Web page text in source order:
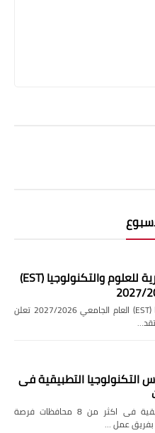
إعلان وظائف المصرية للعلوم والتكنولوجيا (EST)
إعلان وظائف المصرية للعلوم والتكنولوجيا (EST) العام الجامعي 2027/2026 تعلن
التكنولوجيا التطبيقية فى
وظائف خالية بمدارس التكنولوجيا التطبيقية فى اكثر من 8 محافظات فرصة
بفريق عمل …